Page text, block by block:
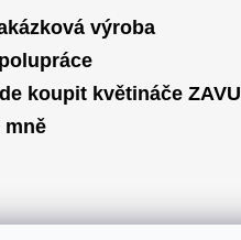
výroba
koupit květináče ZAVU
mně